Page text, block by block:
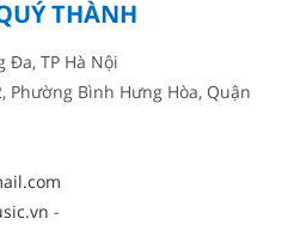
THÀNH
Đa, TP Hà Nội
Phường Bình Hưng Hòa, Quận
-